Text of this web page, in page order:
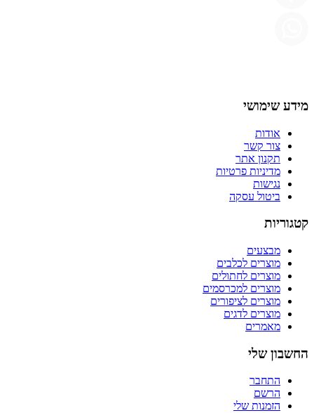
מידע שימושי
אודות
צור קשר
תקנון אתר
מדיניות פרטיות
נגישות
ביטול עסקה
קטגוריות
מבצעים
מוצרים לכלבים
מוצרים לחתולים
מוצרים למכרסמים
מוצרים לציפורים
מוצרים לדגים
מאמרים
החשבון שלי
התחבר
הרשם
הזמנות שלי